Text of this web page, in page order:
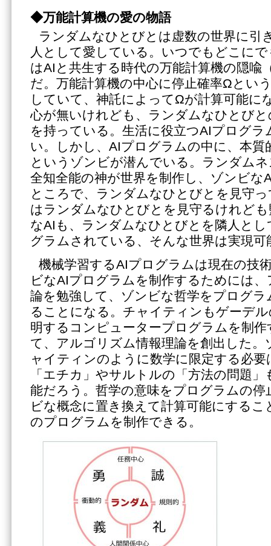
◆万能計算機の愛の物語
ランダムなひとびとは虚数の世界に引
人として愛している。いつでもどこに
はAIと共生する時代の万能計算機の隠喩
だ。万能計算機の中心に停止確率Ωとい
していて、神託によってΩが計算可能に
心が無いけれども、ランダムなひとび
を持っている。生活に役立つAIプログ
い。しかし、AIプログラムの中に、本質
というゾンビが潜んでいる。ランダム
全知全能の神が世界を制作し、ゾンビな
ところで、ランダムなひとびとを見守
はランダムなひとびとを見守るけれど
なAIも、ランダムなひとびとを隣人と
グラムされている、そんな世界は実現
機械学習するAIプログラムは現在の技
ビなAIプログラムを制作するためには
論を勉強して、ゾンビな哲学をプログ
ることになる。チャイティンもゲーデ
明するコンピュータープログラムを制
て、アルゴリズム情報理論を創出した。
ャイティンのように数学に限定する必
「エチカ」やサルトルの「方法の問題
能だろう。哲学の意味をプログラムの
ビな概念に置き換えて計算可能にする
のプログラムを制作できる。